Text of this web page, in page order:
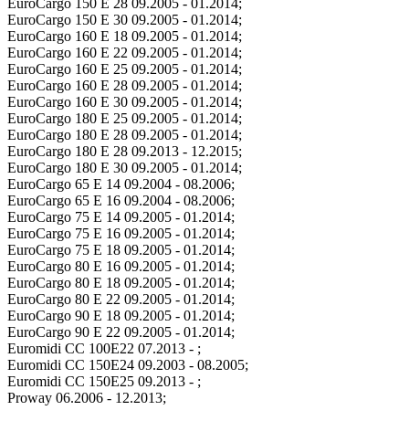
EuroCargo 150 E 30 09.2005 - 01.2014;
EuroCargo 160 E 18 09.2005 - 01.2014;
EuroCargo 160 E 22 09.2005 - 01.2014;
EuroCargo 160 E 25 09.2005 - 01.2014;
EuroCargo 160 E 28 09.2005 - 01.2014;
EuroCargo 160 E 30 09.2005 - 01.2014;
EuroCargo 180 E 25 09.2005 - 01.2014;
EuroCargo 180 E 28 09.2005 - 01.2014;
EuroCargo 180 E 28 09.2013 - 12.2015;
EuroCargo 180 E 30 09.2005 - 01.2014;
EuroCargo 65 E 14 09.2004 - 08.2006;
EuroCargo 65 E 16 09.2004 - 08.2006;
EuroCargo 75 E 14 09.2005 - 01.2014;
EuroCargo 75 E 16 09.2005 - 01.2014;
EuroCargo 75 E 18 09.2005 - 01.2014;
EuroCargo 80 E 16 09.2005 - 01.2014;
EuroCargo 80 E 18 09.2005 - 01.2014;
EuroCargo 80 E 22 09.2005 - 01.2014;
EuroCargo 90 E 18 09.2005 - 01.2014;
EuroCargo 90 E 22 09.2005 - 01.2014;
Euromidi CC 100E22 07.2013 - ;
Euromidi CC 150E24 09.2003 - 08.2005;
Euromidi CC 150E25 09.2013 - ;
Proway 06.2006 - 12.2013;